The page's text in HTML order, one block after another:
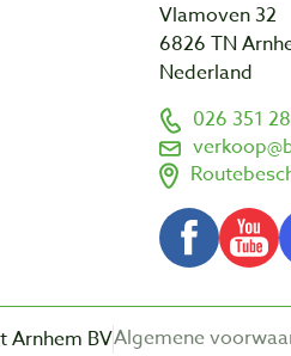
Vlamoven 32
6826 TN
Nederland
026 351
Algemene
Arnhem BV